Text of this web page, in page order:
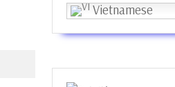
Vietnamese